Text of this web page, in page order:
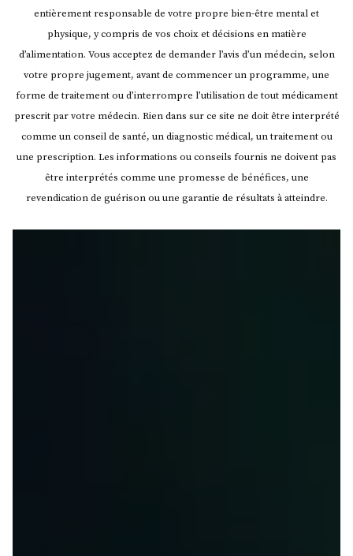
entièrement responsable de votre propre bien-être mental et
physique, y compris de vos choix et décisions en matière
d’alimentation. Vous acceptez de demander l’avis d’un médecin, selon
votre propre jugement, avant de commencer un programme, une
forme de traitement ou d’interrompre l’utilisation de tout médicament
prescrit par votre médecin. Rien dans sur ce site ne doit être interprété
comme un conseil de santé, un diagnostic médical, un traitement ou
une prescription. Les informations ou conseils fournis ne doivent pas
être interprétés comme une promesse de bénéfices, une
revendication de guérison ou une garantie de résultats à atteindre.